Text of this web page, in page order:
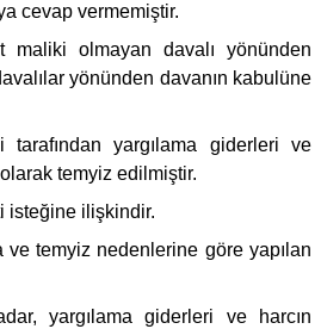
cevap vermemiştir.
maliki olmayan davalı yönünden
yönünden davanın kabulüne
tarafından yargılama giderleri ve
temyiz edilmiştir.
isteğine ilişkindir.
ve temyiz nedenlerine göre yapılan
yargılama giderleri ve harcın